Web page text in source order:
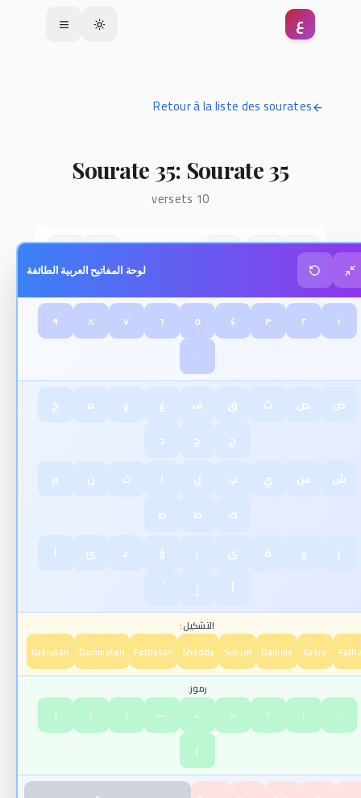
ع Toggle theme
Retour à la liste des sourates
Sourate 35: Sourate 35
10 versets
بِسْمِ اللَّهِ الرَّحْمَٰنِ الرَّحِيمِ
لوحة المفاتيح العربية الطائفة
١ ٢ ٣ ٤ ٥ ٦ ٧ ٨ ٩
٠
ض ص ث ق ف غ ع ه
خ
ح
ج
د
ش
س ي ب ل ا ت ن
م
ك
ط
ظ
ز
و ة ى ر ؤ ء ئ
آ
أ
إ
التشكيل:
Kasra
Damma
Sukun
Shadda
Fathatan
Dammatan
Kasratan
رموز:
،
؛ ؟ «
»
—
(
)
[
]